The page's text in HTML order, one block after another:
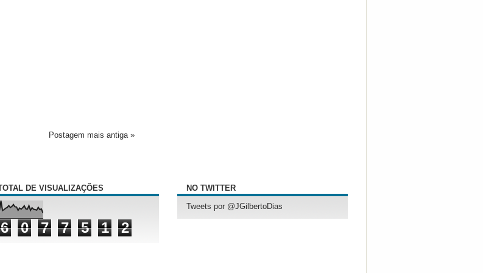
Postagem mais antiga »
DE VISUALIZAÇÕES
6 0 7 7 5 1 2
NO TWITTER
Tweets por @JGilbertoDias